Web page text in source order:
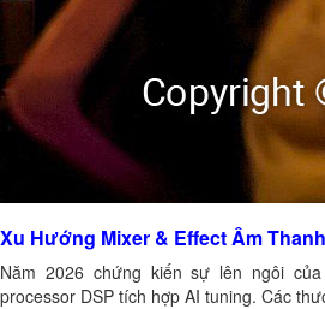
Xu Hướng Mixer & Effect Âm
Năm 2026 chứng kiến sự lên ngôi
processor DSP tích hợp AI tuning. Các